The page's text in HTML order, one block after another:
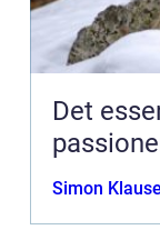
Det
Simon